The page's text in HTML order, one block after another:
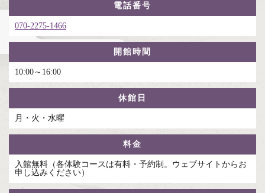
電話番号
070-2275-1466
開館時間
10:00～16:00
休館日
月・火・水曜
料金
入館無料（各体験コースは有料・予約制。ウェブサイトからお
申し込みください）